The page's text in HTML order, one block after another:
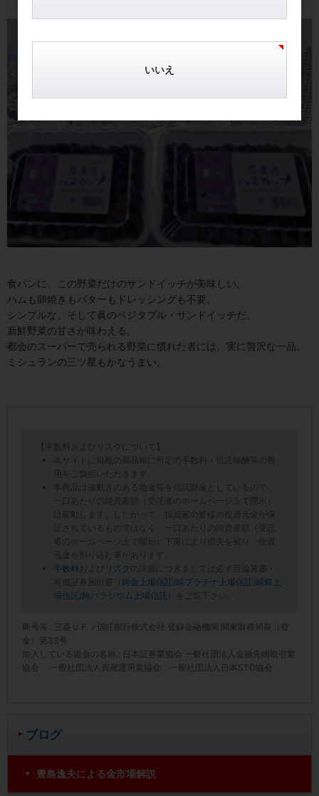
ブログ
豊島逸夫による金市場解説
食パンに、この野菜だけのサンドイッチが美味しい。
ハムも卵焼きもバターもドレッシングも不要。
シンプルな、そして眞のベジタブル・サンドイッチだ。
新鮮野菜の甘さが味わえる。
都会のスーパーで売られる野菜に慣れた者には、実に贅沢な一品。
ミシュランの三ツ星もかなうまい。
【手数料およびリスクについて】
本サイトに掲載の商品毎に所定の手数料・信託報酬等の費
用をご負担いただきます。
本商品は値動きのある地金等を信託財産としているので、
一口あたりの純資産額（受託者のホームページ上で開示）
は変動します。したがって、投資家の皆様の投資元金が保
証されているものではなく、一口あたりの純資産額（受託
者のホームページ上で開示）下落により損失を被り、投資
元金を割り込む事があります。
手数料
および リスク
の詳細につきましては必ず目論見書・
有価証券届出書（ 純金上場信託 /純プラチナ上場信託 /純銀上
場信託 /純パラジウム上場信託 ）をご覧下さい。
商号等 : 三菱ＵＦＪ信託銀行株式会社 登録金融機関 関東財務局長（登
金）第33号
加入している協会の名称 : 日本証券業協会 一般社団法人金融先物取引業
協会 一般社団法人資産運用業協会 一般社団法人日本STO協会
いいえ